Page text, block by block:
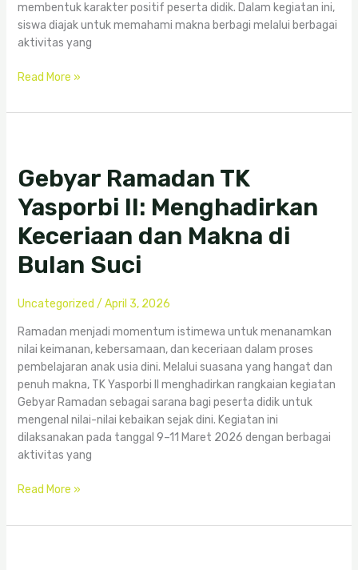
membentuk karakter positif peserta didik. Dalam kegiatan ini,
siswa diajak untuk memahami makna berbagi melalui berbagai
aktivitas yang
Read More »
Gebyar Ramadan TK
Yasporbi II: Menghadirkan
Keceriaan dan Makna di
Bulan Suci
Uncategorized / April 3, 2026
Ramadan menjadi momentum istimewa untuk menanamkan
nilai keimanan, kebersamaan, dan keceriaan dalam proses
pembelajaran anak usia dini. Melalui suasana yang hangat dan
penuh makna, TK Yasporbi II menghadirkan rangkaian kegiatan
Gebyar Ramadan sebagai sarana bagi peserta didik untuk
mengenal nilai-nilai kebaikan sejak dini. Kegiatan ini
dilaksanakan pada tanggal 9–11 Maret 2026 dengan berbagai
aktivitas yang
TK
Yasporbi
II:
Menghadirkan
Keceriaan
dan
di
Suci
Read More »